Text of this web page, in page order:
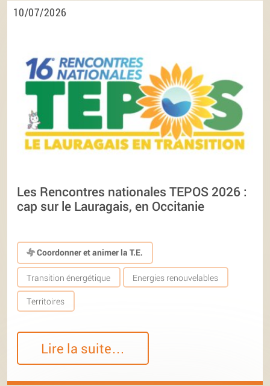
10/07/2026
Les Rencontres nationales TEPOS 2026 :
cap sur le Lauragais, en Occitanie
Coordonner et animer la T.E.
Transition énergétique Energies renouvelables
Territoires
Lire la suite…